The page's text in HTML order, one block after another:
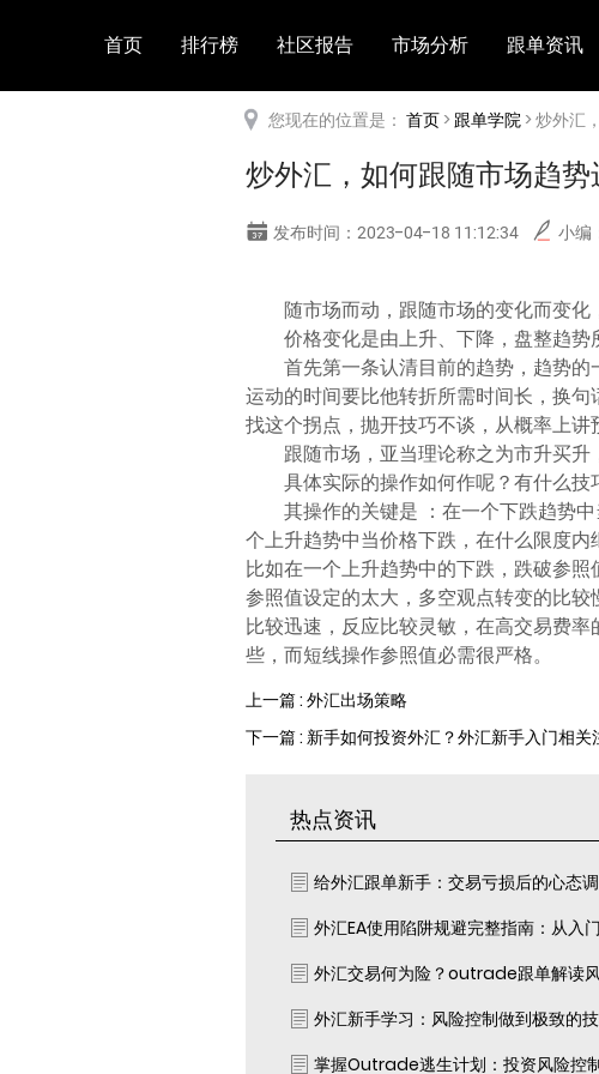
首页 排行榜 社区报告 市场分析 跟单资讯
您现在的位置是： 首页>跟单学院> 炒外汇
炒外汇，如何跟随市场趋势
发布时间：2023-04-18 11:12:34 小
随市场而动，跟随市场的变化而变化
价格变化是由上升、下降，盘整趋
首先第一条认清目前的趋势，趋势
运动的时间要比他转折所需时间长，换
找这个拐点，抛开技巧不谈，从概率上讲
跟随市场，亚当理论称之为市升买升
具体实际的操作如何作呢？有什么技
其操作的关键是 ：在一个下跌趋势
个上升趋势中当价格下跌，在什么限度
比如在一个上升趋势中的下跌，跌破参
参照值设定的太大，多空观点转变的比
比较迅速，反应比较灵敏，在高交易费
些，而短线操作参照值必需很严格。
上一篇 : 外汇出场策略
下一篇 : 新手如何投资外汇？外汇新手入门相关
热点资讯
给外汇跟单新手：交易亏损后的心态
外汇EA使用陷阱规避完整指南：从入
外汇交易何为险？outrade跟单解读
外汇新手学习：风险控制做到极致的
掌握Outrade逃生计划：投资风险控